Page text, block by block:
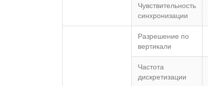
Чувствительность
синхронизации
Разрешение по
вертикали
Частота
дискретизации